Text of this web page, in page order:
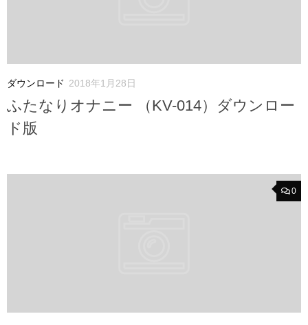
ダウンロード 2018年1月28日
ふたなりオナニー （KV-014）ダウンロー
ド版
0